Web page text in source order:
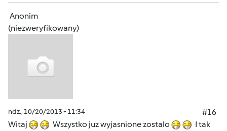
Anonim
(niezweryfikowany)
ndz., 10/20/2013 - 11:34
#16
Witaj
Wszystko juz wyjasnione zostalo
I tak